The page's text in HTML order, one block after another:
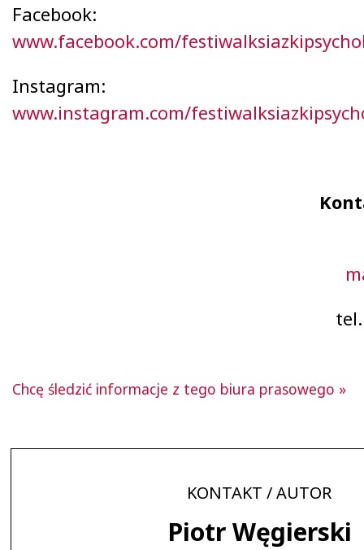
Facebook:
www.facebook.com/
Instagram:
www.instagram.com/
Chcę śledzić informacje z tego biura prasowego »
KONTAKT / AUTOR
Piotr Węgierski